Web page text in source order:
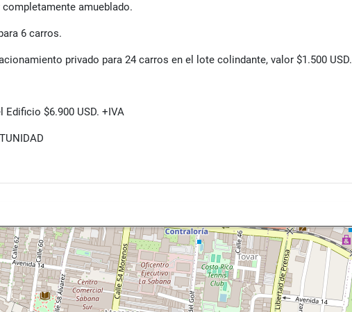
amueblado.
6 carros.
privado para 24 carros en el lote colindante, valor $1.500 USD.
Edificio $6.900 USD. +IVA